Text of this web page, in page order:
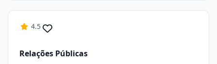
4.5
Relações Públicas